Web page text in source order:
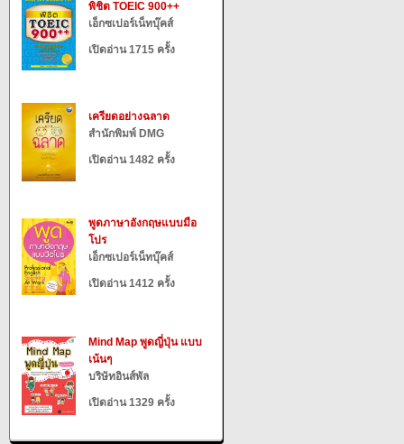
พิชิต TOEIC 900++
เอ็กซเปอร์เน็ทบุ๊คส์
เปิดอ่าน 1715 ครั้ง
เครียดอย่างฉลาด
สำนักพิมพ์ DMG
เปิดอ่าน 1482 ครั้ง
พูดภาษาอังกฤษแบบมือ
โปร
เอ็กซเปอร์เน็ทบุ๊คส์
เปิดอ่าน 1412 ครั้ง
Mind Map พูดญี่ปุ่น แบบ
เน้นๆ
บริษัทอินส์พัล
เปิดอ่าน 1329 ครั้ง